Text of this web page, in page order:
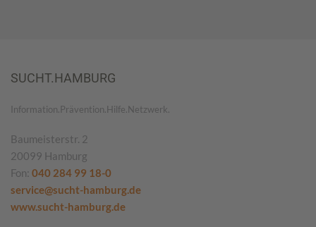
SUCHT.HAMBURG
Information.Prävention.Hilfe.Netzwerk.
Baumeisterstr. 2
20099 Hamburg
Fon: 040 284 99 18-0
service@sucht-hamburg.de
www.sucht-hamburg.de